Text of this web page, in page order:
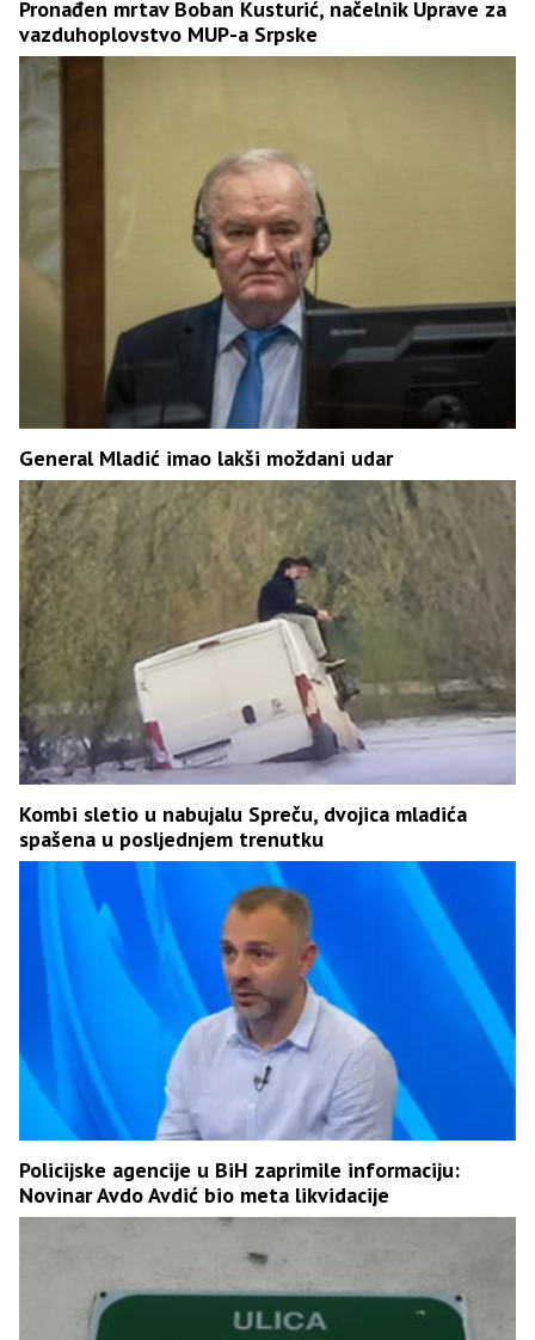
Pronađen mrtav Boban Kusturić, načelnik Uprave za
vazduhoplovstvo MUP-a Srpske
General Mladić imao lakši moždani udar
Kombi sletio u nabujalu Spreču, dvojica mladića
spašena u posljednjem trenutku
Policijske agencije u BiH zaprimile informaciju:
Novinar Avdo Avdić bio meta likvidacije